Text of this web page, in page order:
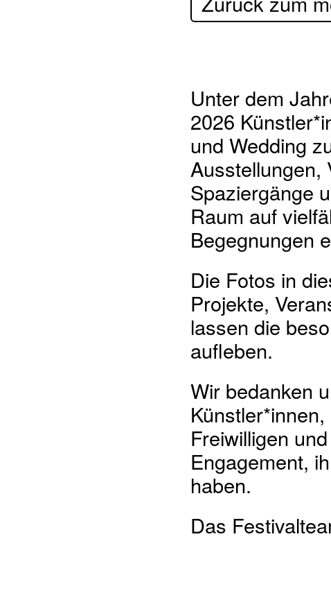
Zurück zum
Unter dem
2026
und Wedding
Ausstellungen,
Spaziergänge
Raum auf
Begegnungen
Die Fotos in
Projekte,
lassen die
aufleben.
Wir bedanken
Freiwilligen
Engagement,
haben.
Das